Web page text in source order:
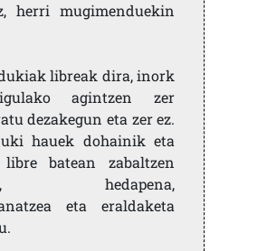
herri mugimenduekin
libreak dira, inork
agintzen zer
dezakegun eta zer ez.
hauek dohainik eta
batean zabaltzen
hedapena,
eta eraldaketa